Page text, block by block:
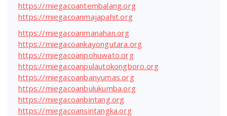
https://miegacoantembalang.org
https://miegacoanmajapahit.org
https://miegacoanmanahan.org
https://miegacoankayongutara.org
https://miegacoanpohuwato.org
https://miegacoanpulautokongboro.org
https://miegacoanbanyumas.org
https://miegacoanbulukumba.org
https://miegacoanbintang.org
https://miegacoansintangka.org